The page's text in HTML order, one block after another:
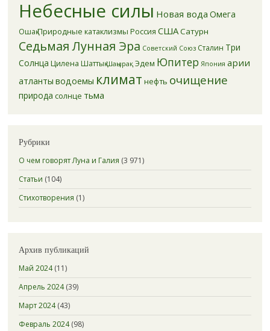
Небесные силы Новая вода Омега
Ошақ Природные катаклизмы Россия СШАСатурн
Седьмая Лунная Эра Советский Союз Сталин Три
Солнца Цилена Шаттық Шаңырақ Эдем Юпитер Япония арии
атланты водоемы климат нефть очищение
природа солнце тьма
Рубрики
О чем говорят Луна и Галия (3 971)
Статьи (104)
Стихотворения (1)
Архив публикаций
Май 2024(11)
Апрель 2024(39)
Март 2024(43)
Февраль 2024(98)